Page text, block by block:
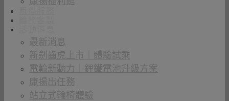
最新消息
新劍齒虎上市｜體驗試乘
電輪新動力｜鋰鐵電池升級方案
康揚出任務
站立式輪椅體驗